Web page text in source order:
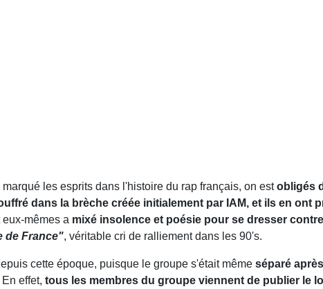
les esprits dans l'histoire du rap français, on estobligés
dans la brèche créée initialement par IAM, et ils en ont
mêmes a mixé insolence et poésie pour se dresser
de France", véritable cri de ralliement dans les 90's.
cette époque, puisque le groupe s'était même séparé
En effet, tous les membres du groupe viennent de publier le